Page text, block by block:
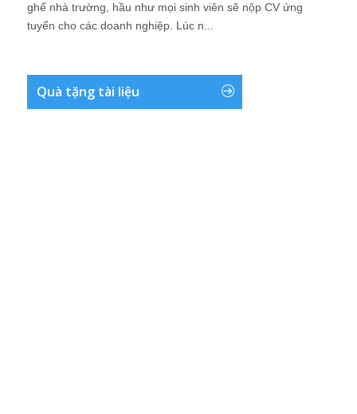
ghế nhà trường, hầu như mọi sinh viên sẽ nộp CV ứng
tuyển cho các doanh nghiệp. Lúc n...
Quà tặng tài liệu